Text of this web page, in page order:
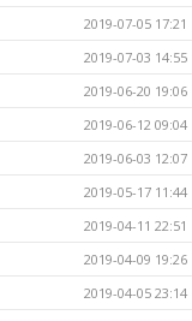
2019-07-05 17:21
2019-07-03 14:55
2019-06-20 19:06
2019-06-12 09:04
2019-06-03 12:07
2019-05-17 11:44
2019-04-11 22:51
2019-04-09 19:26
2019-04-05 23:14